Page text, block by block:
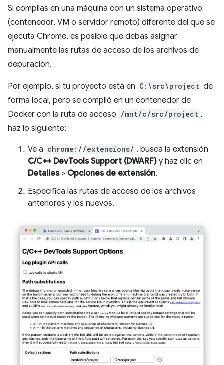
Si compilas en una máquina con un sistema operativo
(contenedor, VM o servidor remoto) diferente del que se
ejecuta Chrome, es posible que debas asignar
manualmente las rutas de acceso de los archivos de
depuración.
Por ejemplo, si tu proyecto está en C:\src\project de
forma local, pero se compiló en un contenedor de
Docker con la ruta de acceso /mnt/c/src/project ,
haz lo siguiente:
Ve a chrome://extensions/ , busca la extensión
C/C++ DevTools Support (DWARF) y haz clic en
Detalles> Opciones de extensión.
Especifica las rutas de acceso de los archivos
anteriores y los nuevos.